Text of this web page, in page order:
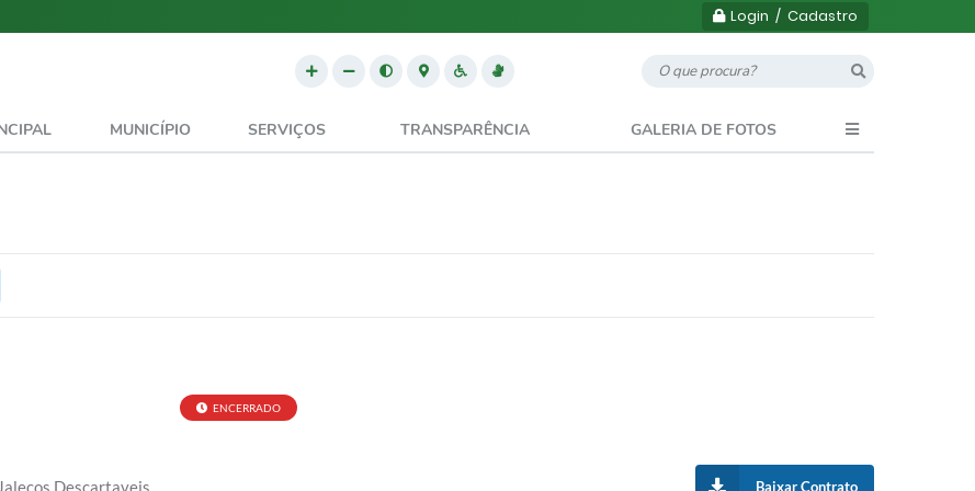
Login / Cadastro
MUNICÍPIO SERVIÇOS TRANSPARÊNCIA GALERIA DE FOTOS
ENCERRADO
Descartaveis Baixar Contrato